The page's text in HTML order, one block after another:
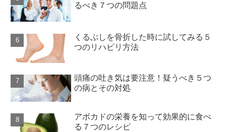
るべき７つの問題点
くるぶしを骨折した時に試してみる５
つのリハビリ方法
頭痛の吐き気は要注意！疑うべき５つ
の病とその対処
アボカドの栄養を知って効果的に食べ
る７つのレシピ